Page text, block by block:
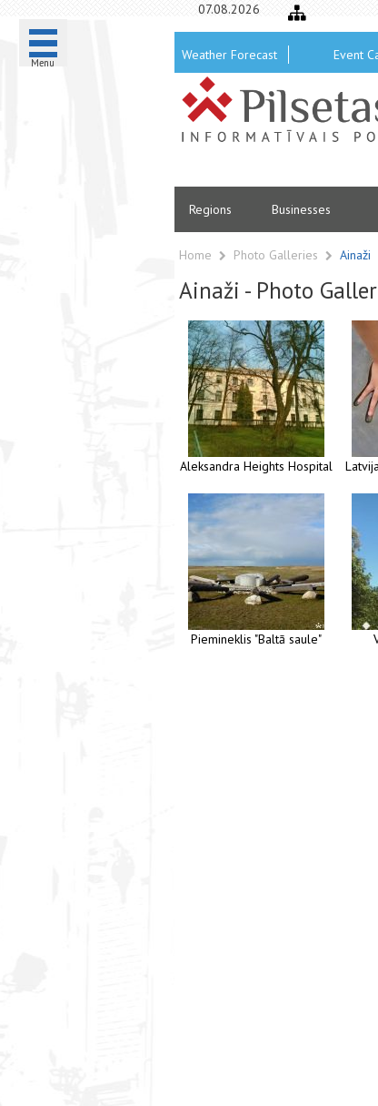
Menu
07.08.2026
Weather Forecast Event
Regions Businesses
Home Photo Galleries Ainaži
Ainaži - Photo
Aleksandra Heights Hospital
Piemineklis "Baltā saule"